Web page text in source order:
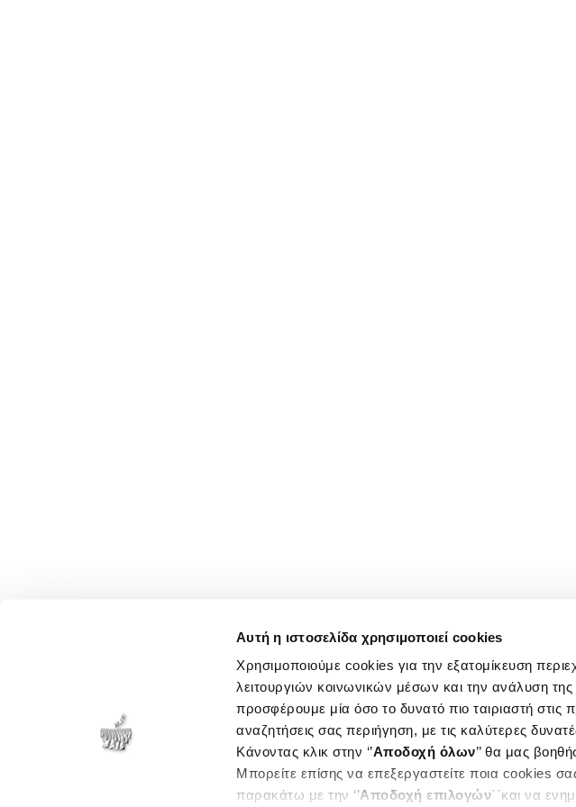
Αυτή η ιστοσελίδα χρησιμοποιεί cookies
Χρησιμοποιούμε cookies για την εξατομίκευση
λειτουργιών κοινωνικών μέσων και την ανάλυση
προσφέρουμε μία όσο το δυνατό πιο ταιριαστή στις
αναζητήσεις σας περιήγηση, με τις καλύτερες
Κάνοντας κλικ στην ‘’Αποδοχή όλων’’ θα μας
Μπορείτε επίσης να επεξεργαστείτε ποια cookies
παρακάτω με την ‘’Αποδοχή επιλογών΄΄και να